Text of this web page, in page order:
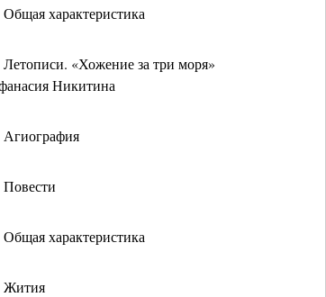
Общая характеристика
«Хожение за три моря»
Никитина
Агиография
Общая характеристика
Жития